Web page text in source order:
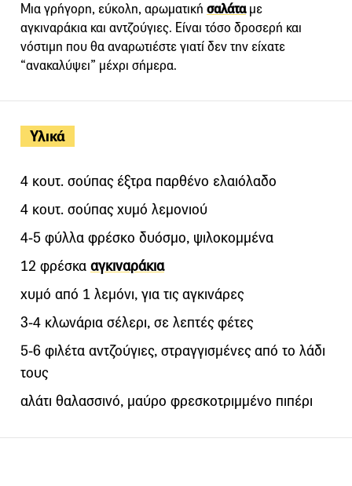
Υλικά
4 κουτ. σούπας έξτρα παρθένο ελαιόλαδο
4 κουτ. σούπας χυμό λεμονιού
4-5 φύλλα φρέσκο δυόσμο, ψιλοκομμένα
12 φρέσκα αγκιναράκια
χυμό από 1 λεμόνι, για τις αγκινάρες
3-4 κλωνάρια σέλερι, σε λεπτές φέτες
5-6 φιλέτα αντζούγιες, στραγγισμένες από το λάδι
τους
αλάτι θαλασσινό, μαύρο φρεσκοτριμμένο πιπέρι
Μια γρήγορη, εύκολη, αρωματική σαλάταμε
αγκιναράκια και αντζούγιες. Είναι τόσο δροσερή και
νόστιμη που θα αναρωτιέστε γιατί δεν την είχατε
“ανακαλύψει” μέχρι σήμερα.